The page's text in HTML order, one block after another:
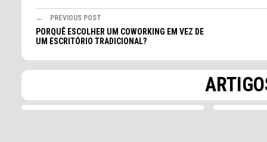
PREVIOUS POST
PORQUÊ ESCOLHER UM COWORKING EM VEZ DE
UM ESCRITÓRIO TRADICIONAL?
PENSAMENTOS SEM FILTRO
Fidelizar clientes em
A retenção como estratégia Quando
estamos iniciando a curva de
O sector
encontra-
o que